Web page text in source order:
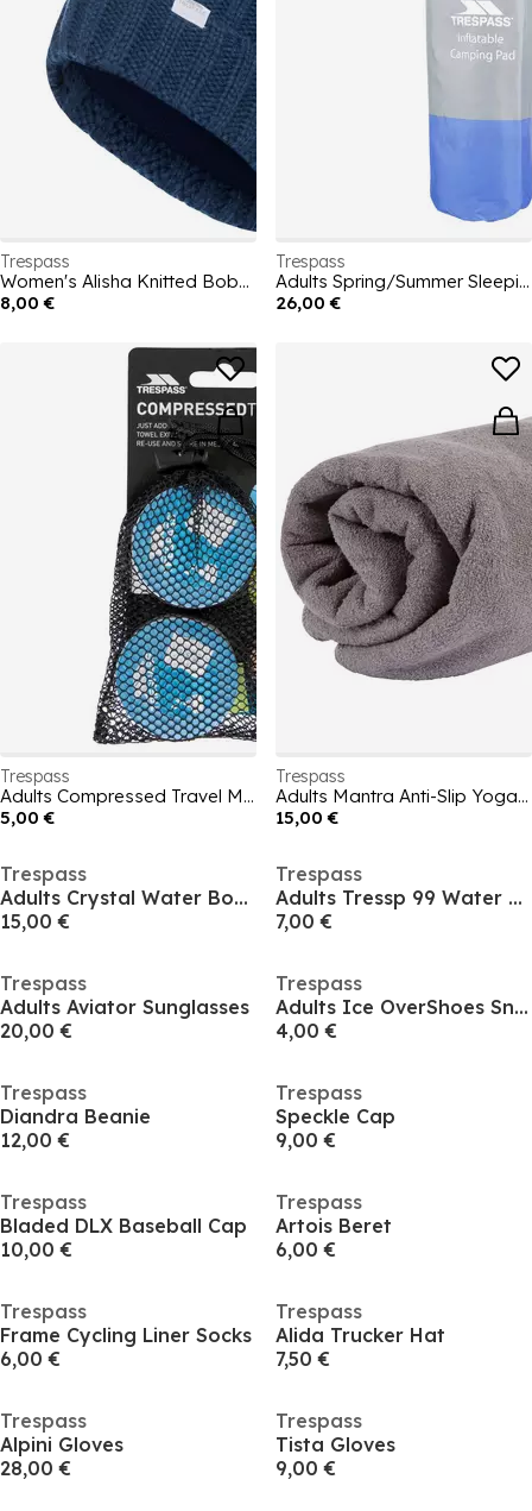
Trespass
Women's Alisha Knitted Bobble Beanie
8,00 €
Trespass
Adults Spring/Summer Sleeping Bag
26,00 €
Trespass
Adults Compressed Travel Microfibre Towel
5,00 €
Trespass
Adults Mantra Anti-Slip Yoga Microfibre Towel
15,00 €
Trespass
Adults Crystal Water Bottle
15,00 €
Trespass
Adults Tressp 99 Water Bottle
7,00 €
Trespass
Adults Aviator Sunglasses
20,00 €
Trespass
Adults Ice OverShoes Snow Grips
4,00 €
Trespass
Diandra Beanie
12,00 €
Trespass
Speckle Cap
9,00 €
Trespass
Bladed DLX Baseball Cap
10,00 €
Trespass
Artois Beret
6,00 €
Trespass
Frame Cycling Liner Socks
6,00 €
Trespass
Alida Trucker Hat
7,50 €
Trespass
Alpini Gloves
28,00 €
Trespass
Tista Gloves
9,00 €